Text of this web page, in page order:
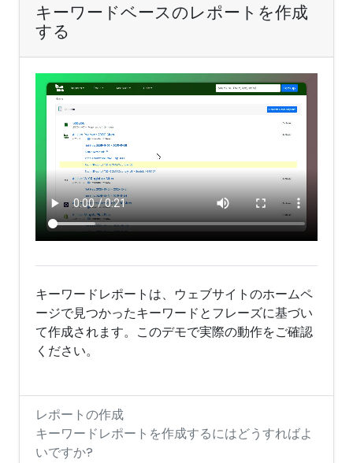
キーワードベースのレポートを作成
する
キーワードレポートは、ウェブサイトのホームペ
ージで見つかったキーワードとフレーズに基づい
て作成されます。このデモで実際の動作をご確認
ください。
レポートの作成
キーワードレポートを作成するにはどうすればよ
いですか?